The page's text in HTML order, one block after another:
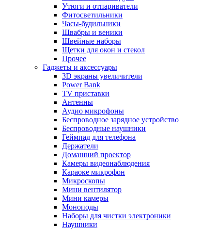
Утюги и отпариватели
Фитосветильники
Часы-будильники
Швабры и веники
Швейные наборы
Щетки для окон и стекол
Прочее
Гаджеты и аксессуары
3D экраны увеличители
Power Bank
TV приставки
Антенны
Аудио микрофоны
Беспроводное зарядное устройство
Беспроводные наушники
Геймпад для телефона
Держатели
Домашний проектор
Камеры видеонаблюдения
Караоке микрофон
Микроскопы
Мини вентилятор
Мини камеры
Моноподы
Наборы для чистки электроники
Наушники